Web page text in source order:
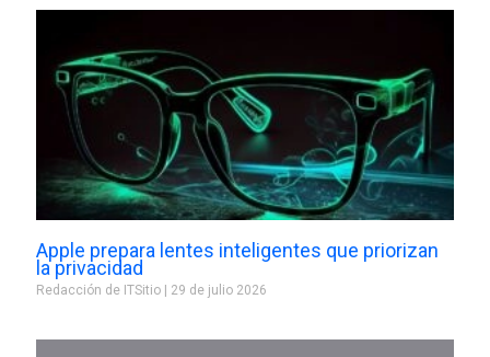
Apple prepara lentes inteligentes que priorizan
la privacidad
Redacción de ITSitio 29 de julio 2026